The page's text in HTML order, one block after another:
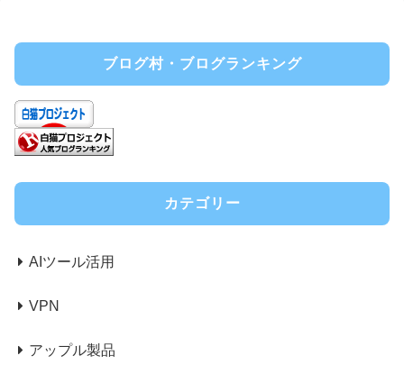
ブログ村・ブログランキング
カテゴリー
AIツール活用
VPN
アップル製品